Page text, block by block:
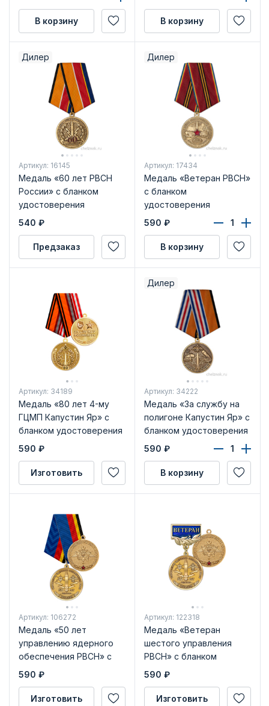
В корзину В корзину
Дилер
Артикул: 16145
Медаль «60 лет РВСН
России» с бланком
удостоверения
540 ₽
Предзаказ
Дилер
Артикул: 17434
Медаль «Ветеран РВСН»
с бланком
удостоверения
590 ₽
В корзину
Артикул: 34189
Медаль «80 лет 4-му
ГЦМП Капустин Яр» с
бланком удостоверения
590 ₽
Изготовить
Дилер
Артикул: 34222
Медаль «За службу на
полигоне Капустин Яр» с
бланком удостоверения
590 ₽
В корзину
Артикул: 106272
Медаль «50 лет
управлению ядерного
обеспечения РВСН» с
бланком удостоверения
590 ₽
Изготовить
Артикул: 122318
Медаль «Ветеран
шестого управления
РВСН» с бланком
удостоверения
590 ₽
Изготовить